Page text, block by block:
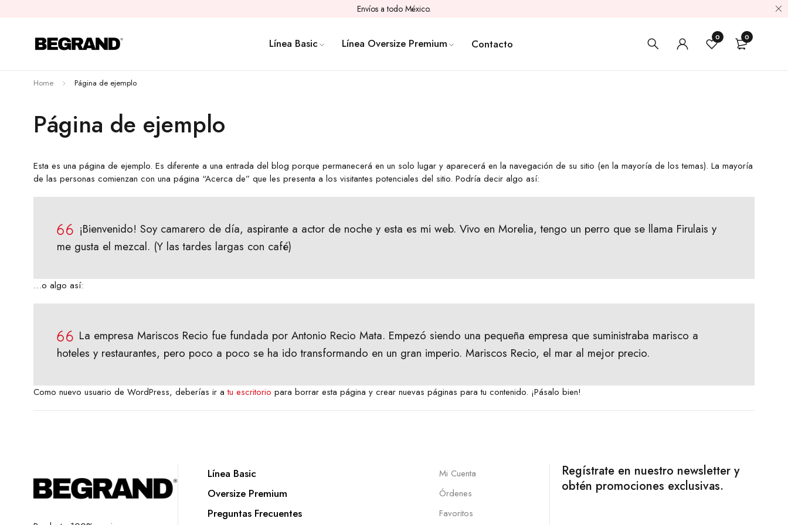
Envíos a todo México.
Línea Basic Línea Oversize Premium Contacto 0 0
Página de ejemplo
Home Página de ejemplo
Esta es una página de ejemplo. Es diferente a una entrada del blog porque permanecerá en un solo lugar y aparecerá en la navegación de su sitio (en la mayoría de los temas). La mayoría
de las personas comienzan con una página “Acerca de” que les presenta a los visitantes potenciales del sitio. Podría decir algo así:
¡Bienvenido! Soy camarero de día, aspirante a actor de noche y esta es mi web. Vivo en Morelia, tengo un perro que se llama Firulais y
me gusta el mezcal. (Y las tardes largas con café)
…o algo así:
La empresa Mariscos Recio fue fundada por Antonio Recio Mata. Empezó siendo una pequeña empresa que suministraba marisco a
hoteles y restaurantes, pero poco a poco se ha ido transformando en un gran imperio. Mariscos Recio, el mar al mejor precio.
Como nuevo usuario de WordPress, deberías ir atu escritorio para borrar esta página y crear nuevas páginas para tu contenido. ¡Pásalo bien!
Línea Basic
Oversize Premium
Preguntas Frecuentes
Mi Cuenta
Órdenes
Favoritos
Regístrate en nuestro newsletter y
obtén promociones exclusivas.